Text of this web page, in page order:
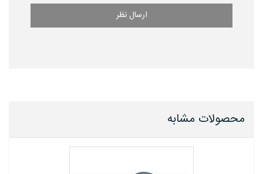
ارسال نظر
محصولات مشابه